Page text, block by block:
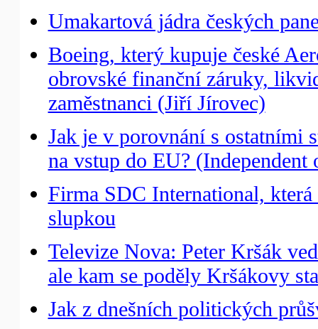
Umakartová jádra českých
Boeing, který kupuje české
obrovské finanční záruky,
zaměstnanci (Jiří Jírovec)
Jak je v porovnání s ostatními
na vstup do EU? (Independent
Firma SDC International,
slupkou
Televize Nova: Peter Kršák
ale kam se poděly Kršákovy
Jak z dnešních politických